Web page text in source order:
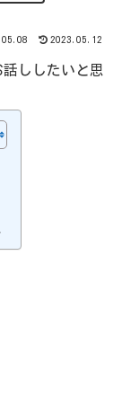
2023.05.12
ししたいと思